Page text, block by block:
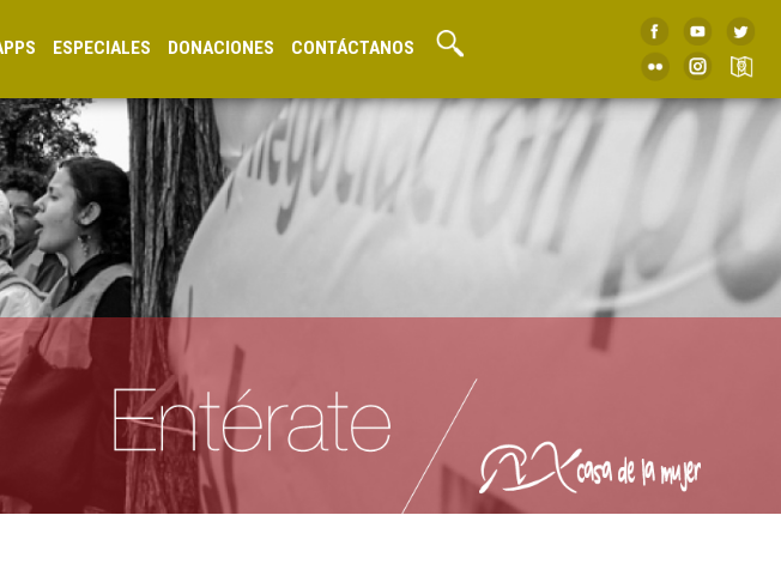
ESPECIALES DONACIONES CONTÁCTANOS